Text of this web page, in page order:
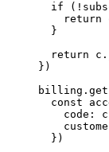
  if
( !
    return
  }
  return
c.
})
billing. get
  const
code:
  })